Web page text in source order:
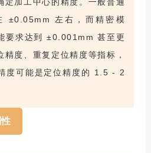
±0.05mm 左右，而精密模
要求达到 ±0.001mm 甚至更
精度
、重复定位精度等指标，
度可能是定位精度的 1.5 - 2